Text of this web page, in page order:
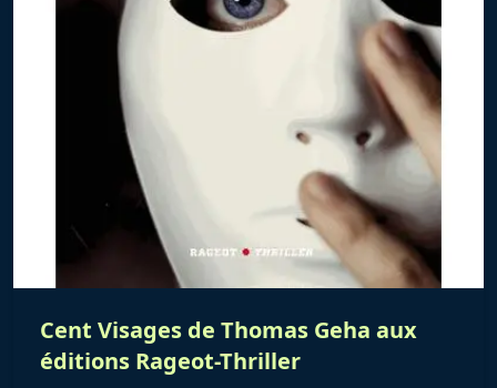
Cent Visages de Thomas Geha aux
éditions Rageot-Thriller